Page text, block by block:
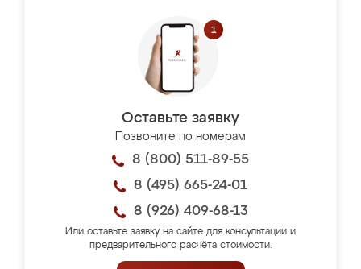
Оставьте заявку
Позвоните по номерам
8 (800) 511-89-55
8 (495) 665-24-01
8 (926) 409-68-13
Или оставьте заявку на сайте для консультации и
предварительного расчёта стоимости.